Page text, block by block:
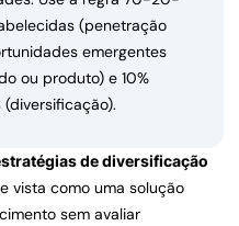
(penetração
emergentes
ou produto) e 10%
de diversificação
vista como uma solução
sem avaliar